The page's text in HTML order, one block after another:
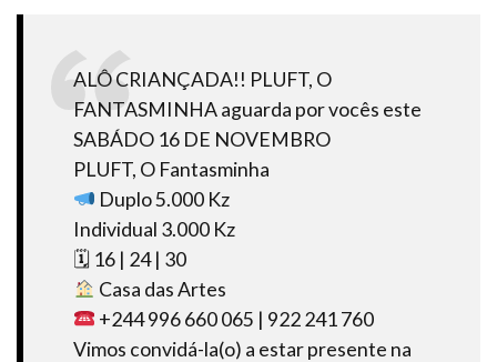
ALÔ CRIANÇADA!! PLUFT, O
FANTASMINHA aguarda por vocês este
SABÁDO 16 DE NOVEMBRO
PLUFT, O Fantasminha
Duplo 5.000 Kz
Individual 3.000 Kz
🗓 16 | 24 | 30
Casa das Artes
+244 996 660 065 | 922 241 760
Vimos convidá-la(o) a estar presente na